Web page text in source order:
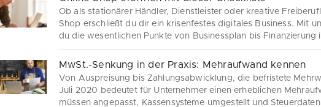
Ob als stationärer Händler, Dienstleister oder kreative
Shop erschließt du dir ein krisenfestes digitales Business. Mit
du die wesentlichen Punkte von Businessplan bis Finanzierung
MwSt.-Senkung in der Praxis: Mehraufwand kennen
Von Auspreisung bis Zahlungsabwicklung, die befristete
Juli 2020 bedeutet für Unternehmer einen erheblichen
müssen angepasst, Kassensysteme umgestellt und